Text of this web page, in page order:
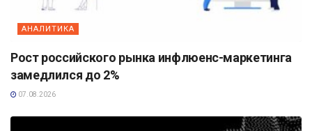
АНАЛИТИКА
Рост российского рынка инфлюенс-маркетинга
замедлился до 2%
07.08.2026